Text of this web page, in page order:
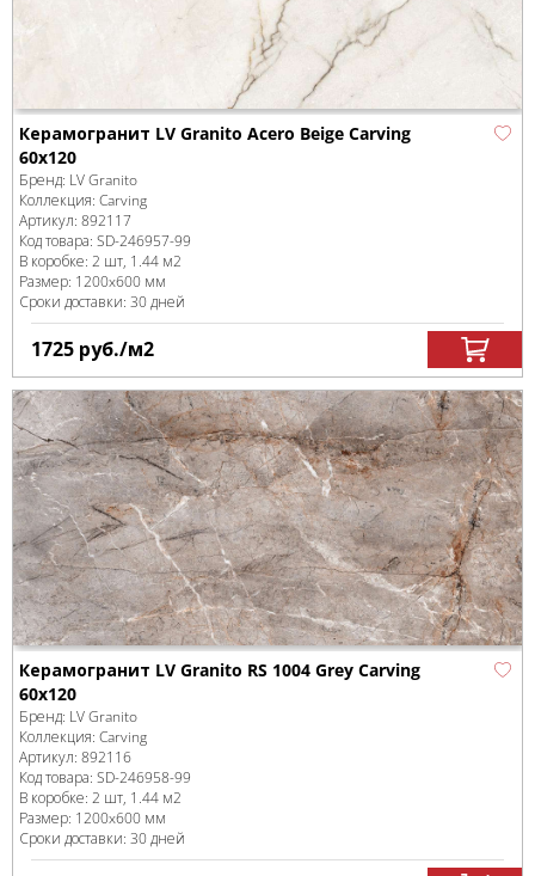
Керамогранит LV Granito Acero Beige Carving
60x120
Бренд: LV Granito
Коллекция: Carving
Артикул: 892117
Код товара: SD-246957-99
В коробке: 2 шт, 1.44 м2
Размер: 1200x600 мм
Сроки доставки: 30 дней
1725 руб./м2
Керамогранит LV Granito RS 1004 Grey Carving
60x120
Бренд: LV Granito
Коллекция: Carving
Артикул: 892116
Код товара: SD-246958-99
В коробке: 2 шт, 1.44 м2
Размер: 1200x600 мм
Сроки доставки: 30 дней